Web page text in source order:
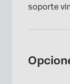
soporte